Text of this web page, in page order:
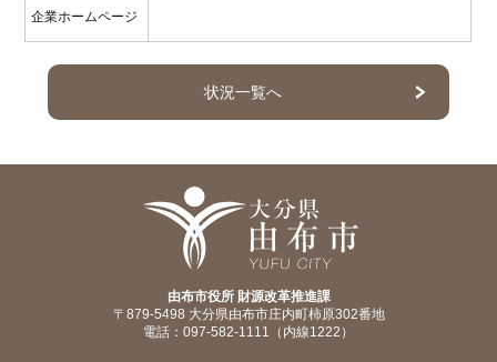
企業ホームページ
状況一覧へ
由布市役所 財源改革推進課
〒879-5498 大分県由布市庄内町柿原302番地
電話：097-582-1111（内線1222）